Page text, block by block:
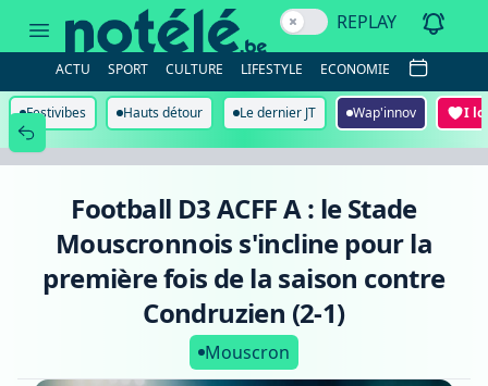
ACFF
le
Stade
Mouscronnois
s'incline
pour
REPLAY
ACTU SPORT CULTURE LIFESTYLE ECONOMIE
Festivibes Hauts détour Le dernier JT Wap'innov I
Football D3 ACFF A : le Stade
Mouscronnois s'incline pour la
première fois de la saison contre
Condruzien (2-1)
Mouscron